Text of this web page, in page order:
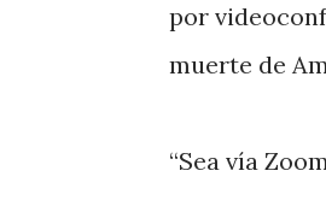
por
muerte de
“Sea vía